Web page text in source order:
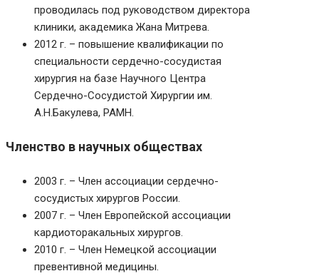
проводилась под руководством директора
клиники, академика Жана Митрева.
2012 г. – повышение квалификации по
специальности сердечно-сосудистая
хирургия на базе Научного Центра
Сердечно-Сосудистой Хирургии им.
А.Н.Бакулева, РАМН.
Членство в научных обществах
2003 г. – Член ассоциации сердечно-
сосудистых хирургов России.
2007 г. – Член Европейской ассоциации
кардиоторакальных хирургов.
2010 г. – Член Немецкой ассоциации
превентивной медицины.